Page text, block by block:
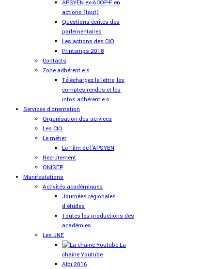
APSYEN ex-ACOP-F en
actions (tout)
Questions écrites des
parlementaires
Les actions des CIO
Printemps 2018
Contacts
Zone adhérent.e.s
Téléchargez la lettre, les
comptes rendus et les
infos adhérent.e.s
Services d'orientation
Organisation des services
Les CIO
Le métier
Le Film de l'APSYEN
Recrutement
ONISEP
Manifestations
Activités académiques
Journées régionales
d'études
Toutes les productions des
académies
Les JNE
La
chaine Youtube
Albi 2016